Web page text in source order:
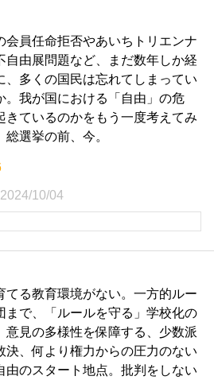
会員任命拒否やあいちトリエンナ
自由展問題など、まだ数年しか経
、多くの国民は忘れてしまってい
。我が国における「自由」の危
きているのかをもう一度考えてみ
総選挙の前、今。
2024/10/04
てる教育環境がない。一方的ルー
まで、「ルールを守る」学校化の
意見の多様性を保障する、少数派
決、何より権力からの圧力のない
由のスタート地点。批判をしない